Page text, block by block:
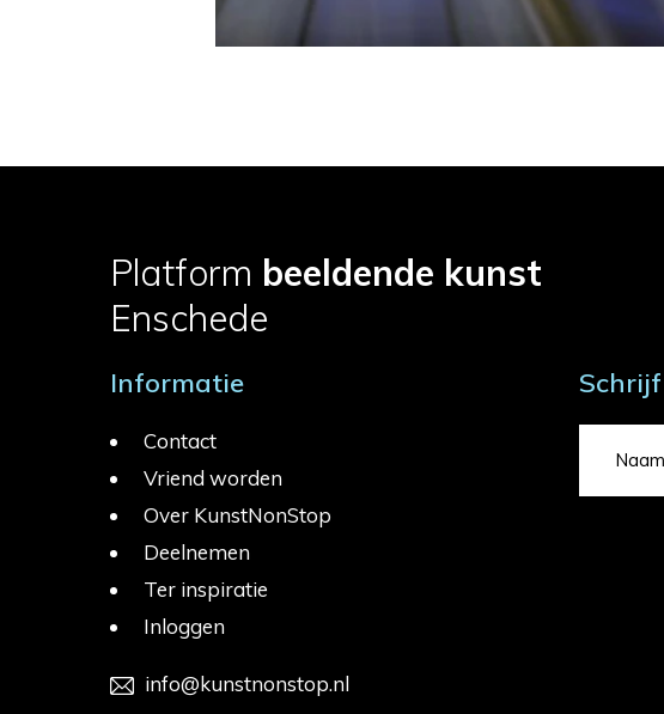
Platform beeldende kunst
Enschede
Informatie
Contact
Vriend worden
Over KunstNonStop
Deelnemen
Ter inspiratie
Inloggen
info@kunstnonstop.nl